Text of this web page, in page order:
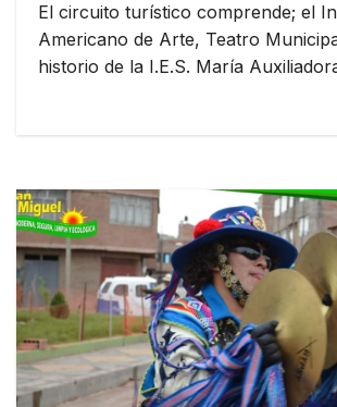
El circuito turístico comprende; el
Americano de Arte, Teatro
historio de la I.E.S. María